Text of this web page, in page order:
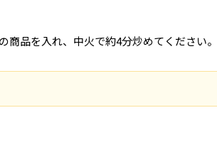
品を入れ、中火で約4分炒めてください。